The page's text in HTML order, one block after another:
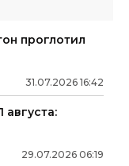
проглотил
31.07.2026 16:42
августа:
29.07.2026 06:19